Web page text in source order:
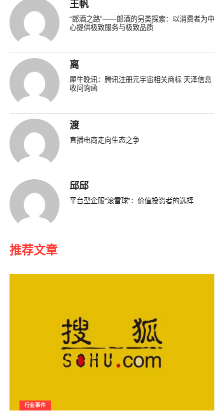
王帆
“郎酒之路”——郎酒的另类探索：以消费者为中
心提供极致服务与极致品质
离
犀牛晚讯：腾讯注册元宇宙相关商标 天泽信息
收问询函
渡
直播电商走向生态之争
邱邱
平台型企服“滚雪球”：价值投资者的选择
推荐文章
行业事件